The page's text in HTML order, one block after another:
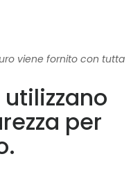
viene fornito con tutta
per